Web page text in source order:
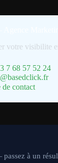
votre visibilite
7 68 57 52 24
contact
à un